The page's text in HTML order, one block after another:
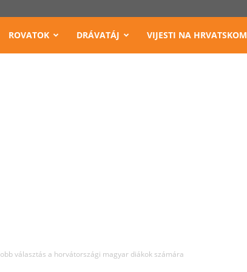
ROVATOK DRÁVATÁJ VIJESTI NA HRVATSKOM
választás a horvátországi magyar diákok számára